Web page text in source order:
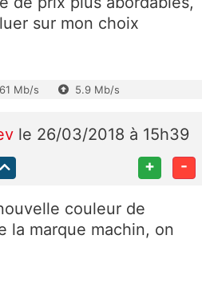
sur mon choix
Mb/s 5.9 Mb/s
le 26/03/2018 à 15h39
+ -
couleur de
la marque machin, on